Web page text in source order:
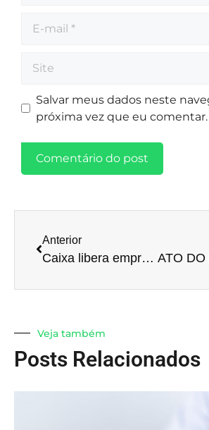
Salvar meus dados neste
próxima vez que eu comentar.
Anterior
Caixa libera empréstimo de R$ 21 mil para MEI, veja como solicitar
Veja também
Posts Relacionados